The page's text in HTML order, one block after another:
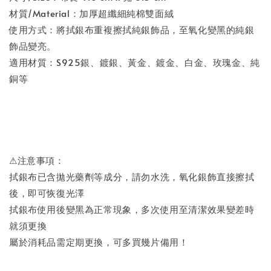
材質/Material：加厚超纖細純棉雙面絨
使用方式：將拭銀布重複擦拭純銀飾品，至氧化變黑的純銀
飾品變亮。
適用材質：S925銀、鍍銀、黃金、鍍金、白金、玫瑰金、純
銅等
⚠注意事項：
拭銀布已含拋光藥劑等成分，請勿水洗，氧化銀飾直接擦拭
後，即可恢復光澤
拭銀布使用後變黑為正常現象，多次使用至清潔效果變差時
就須更換
屬於消耗品需定期更換，可多買幾片備用！